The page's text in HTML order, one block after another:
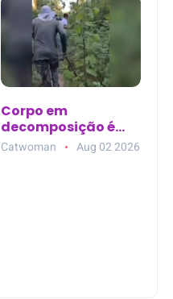
Corpo em
decomposição é
encontrado em
área de mata na
Catwoman Aug 02 2026